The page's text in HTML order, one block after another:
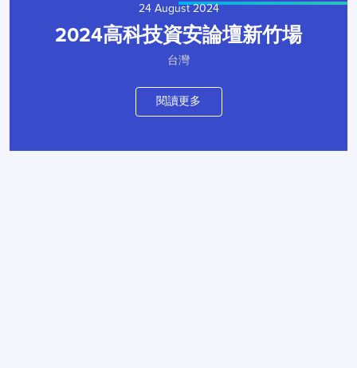
24 August 2024
2024高科技資安論壇新竹場
台灣
閱讀更多